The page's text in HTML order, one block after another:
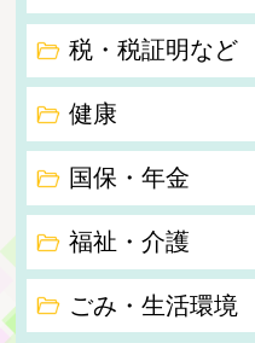
税・税証明など
健康
国保・年金
福祉・介護
ごみ・生活環境